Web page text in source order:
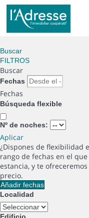
Buscar
FILTROS
Buscar
Fechas
Fechas
Búsqueda flexible
Nº de noches:
Aplicar
¿Dispones de flexibilidad
rango de fechas en el
estancia, y te
precio.
Añadir fechas
Localidad